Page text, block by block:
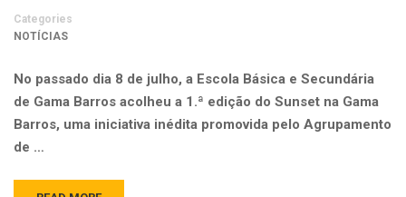
Categories
NOTÍCIAS
No passado dia 8 de julho, a Escola Básica e Secundária
de Gama Barros acolheu a 1.ª edição do Sunset na Gama
Barros, uma iniciativa inédita promovida pelo Agrupamento
de …